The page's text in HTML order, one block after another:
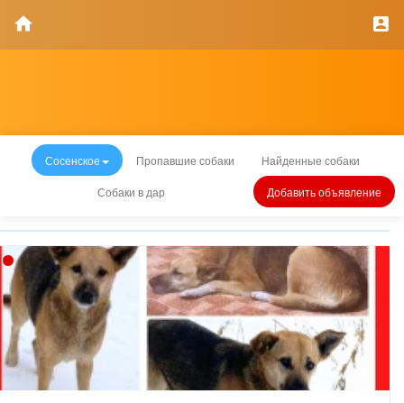
Сосенское Пропавшие собаки Найденные собаки
Собаки в дар Добавить объявление